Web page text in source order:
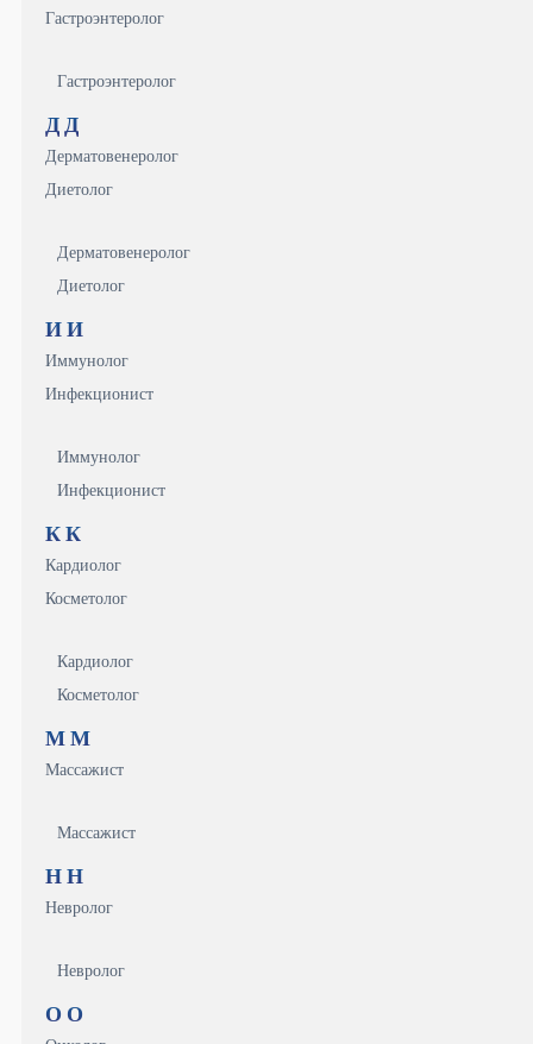
Гастроэнтеролог
Гастроэнтеролог
Д Д
Дерматовенеролог
Диетолог
Дерматовенеролог
Диетолог
И И
Иммунолог
Инфекционист
Иммунолог
Инфекционист
К К
Кардиолог
Косметолог
Кардиолог
Косметолог
М М
Массажист
Массажист
Н Н
Невролог
Невролог
О О